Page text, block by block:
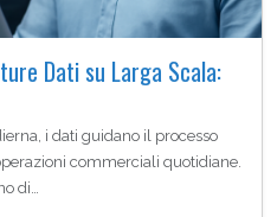
Dati su Larga Scala:
i dati guidano il processo
commerciali quotidiane.
di…